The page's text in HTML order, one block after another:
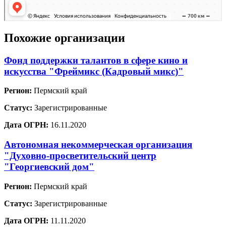
Похожие организации
Фонд поддержки талантов в сфере кино и
искусства "Фреймикс (Кадровый микс)"
Регион: Пермский край
Статус: Зарегистрированные
Дата ОГРН: 16.11.2020
Автономная некоммерческая организация
"Духовно-просветительский центр
"Георгиевский дом"
Регион: Пермский край
Статус: Зарегистрированные
Дата ОГРН: 11.11.2020